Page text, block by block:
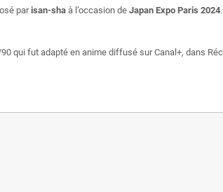
parisan-sha à l’occasion de Japan Expo Paris 2024.
qui fut adapté en anime diffusé sur Canal+, dans